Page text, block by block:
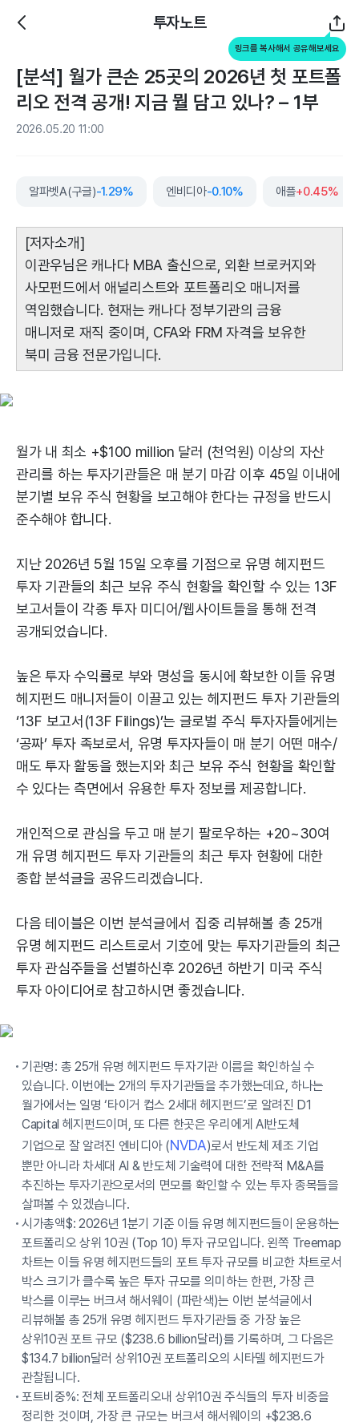
투자노트
링크를 복사해서 공유해보세요
[분석] 월가 큰손 25곳의 2026년 첫 포트폴
리오 전격 공개! 지금 뭘 담고 있나? – 1부
2026.05.20 11:00
알파벳A(구글)-1.29% 엔비디아-0.10% 애플+0.45%
[저자소개]
이관우님은 캐나다 MBA 출신으로, 외환 브로커지와
사모펀드에서 애널리스트와 포트폴리오 매니저를
역임했습니다. 현재는 캐나다 정부기관의 금융
매니저로 재직 중이며, CFA와 FRM 자격을 보유한
북미 금융 전문가입니다.
월가 내 최소 +$100 million 달러 (천억원) 이상의 자산
관리를 하는 투자기관들은 매 분기 마감 이후 45일 이내에
분기별 보유 주식 현황을 보고해야 한다는 규정을 반드시
준수해야 합니다.
지난 2026년 5월 15일 오후를 기점으로 유명 헤지펀드
투자 기관들의 최근 보유 주식 현황을 확인할 수 있는 13F
보고서들이 각종 투자 미디어/웹사이트들을 통해 전격
공개되었습니다.
높은 투자 수익률로 부와 명성을 동시에 확보한 이들 유명
헤지펀드 매니저들이 이끌고 있는 헤지펀드 투자 기관들의
‘13F 보고서(13F Filings)’는 글로벌 주식 투자자들에게는
‘공짜’ 투자 족보로서, 유명 투자자들이 매 분기 어떤 매수/
매도 투자 활동을 했는지와 최근 보유 주식 현황을 확인할
수 있다는 측면에서 유용한 투자 정보를 제공합니다.
개인적으로 관심을 두고 매 분기 팔로우하는 +20~30여
개 유명 헤지펀드 투자 기관들의 최근 투자 현황에 대한
종합 분석글을 공유드리겠습니다.
다음 테이블은 이번 분석글에서 집중 리뷰해볼 총 25개
유명 헤지펀드 리스트로서 기호에 맞는 투자기관들의 최근
투자 관심주들을 선별하신후 2026년 하반기 미국 주식
투자 아이디어로 참고하시면 좋겠습니다.
기관명: 총 25개 유명 헤지펀드 투자기관 이름을 확인하실 수
있습니다. 이번에는 2개의 투자기관들을 추가했는데요, 하나는
월가에서는 일명 ‘타이거 컵스 2세대 헤지펀드’로 알려진 D1
Capital 헤지펀드이며, 또 다른 한곳은 우리에게 AI반도체
기업으로 잘 알려진 엔비디아 (NVDA)로서 반도체 제조 기업
뿐만 아니라 차세대 AI & 반도체 기술력에 대한 전략적 M&A를
추진하는 투자기관으로서의 면모를 확인할 수 있는 투자 종목들을
살펴볼 수 있겠습니다.
시가총액$: 2026년 1분기 기준 이들 유명 헤지펀드들이 운용하는
포트폴리오 상위 10권 (Top 10) 투자 규모입니다. 왼쪽 Treemap
차트는 이들 유명 헤지펀드들의 포트 투자 규모를 비교한 차트로서
박스 크기가 클수록 높은 투자 규모를 의미하는 한편, 가장 큰
박스를 이루는 버크셔 해서웨이 (파란색)는 이번 분석글에서
리뷰해볼 총 25개 유명 헤지펀드 투자기관들 중 가장 높은
상위10권 포트 규모 ($238.6 billion달러)를 기록하며, 그 다음은
$134.7 billion달러 상위10권 포트폴리오의 시타델 헤지펀드가
관찰됩니다.
포트비중%: 전체 포트폴리오내 상위10권 주식들의 투자 비중을
정리한 것이며, 가장 큰 규모는 버크셔 해서웨이의 +$238.6